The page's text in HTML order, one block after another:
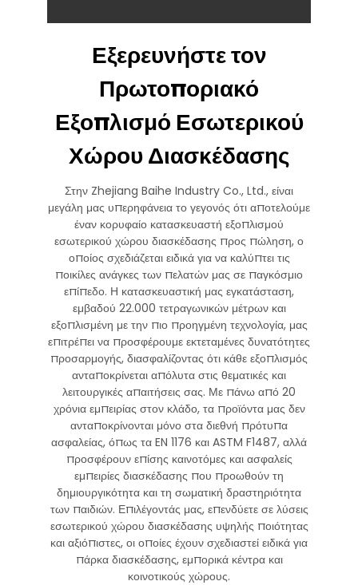
Εξερευνήστε τον
Πρωτοποριακό
Εξοπλισμό Εσωτερικού
Χώρου Διασκέδασης
Στην Zhejiang Baihe Industry Co., Ltd., είναι
μεγάλη μας υπερηφάνεια το γεγονός ότι αποτελούμε
έναν κορυφαίο κατασκευαστή εξοπλισμού
εσωτερικού χώρου διασκέδασης προς πώληση, ο
οποίος σχεδιάζεται ειδικά για να καλύπτει τις
ποικίλες ανάγκες των πελατών μας σε παγκόσμιο
επίπεδο. Η κατασκευαστική μας εγκατάσταση,
εμβαδού 22.000 τετραγωνικών μέτρων και
εξοπλισμένη με την πιο προηγμένη τεχνολογία, μας
επιτρέπει να προσφέρουμε εκτεταμένες δυνατότητες
προσαρμογής, διασφαλίζοντας ότι κάθε εξοπλισμός
ανταποκρίνεται απόλυτα στις θεματικές και
λειτουργικές απαιτήσεις σας. Με πάνω από 20
χρόνια εμπειρίας στον κλάδο, τα προϊόντα μας δεν
ανταποκρίνονται μόνο στα διεθνή πρότυπα
ασφαλείας, όπως τα EN 1176 και ASTM F1487, αλλά
προσφέρουν επίσης καινοτόμες και ασφαλείς
εμπειρίες διασκέδασης που προωθούν τη
δημιουργικότητα και τη σωματική δραστηριότητα
των παιδιών. Επιλέγοντάς μας, επενδύετε σε λύσεις
εσωτερικού χώρου διασκέδασης υψηλής ποιότητας
και αξιόπιστες, οι οποίες έχουν σχεδιαστεί ειδικά για
πάρκα διασκέδασης, εμπορικά κέντρα και
κοινοτικούς χώρους.